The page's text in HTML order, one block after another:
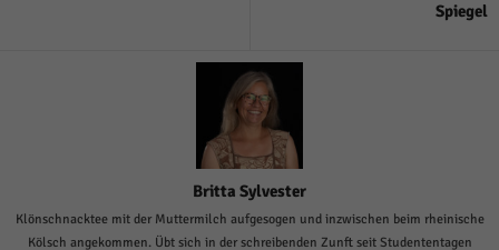
Spiegel
Britta Sylvester
Klönschnacktee mit der Muttermilch aufgesogen und inzwischen beim rheinische
Kölsch angekommen. Übt sich in der schreibenden Zunft seit Studententagen